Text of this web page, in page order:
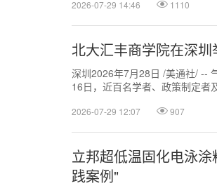
2026-07-29 14:46 1110
北大汇丰商学院在深
深圳2026年7月28日 /美通社/ --
16日，近百名学者、政策制定者
2026-07-29 12:07 907
立邦超低温固化电泳
践案例"